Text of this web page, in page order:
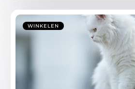
WINKELEN